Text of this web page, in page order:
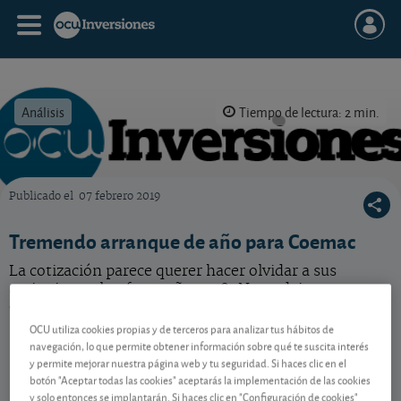
Análisis Tiempo de lectura: 2 min.
Publicado el 07 febrero 2019
Tremendo arranque de año para Coemac
La cotización parece querer hacer olvidar a sus
accionistas el nefasto año 2018. No se deje tentar por
Contenido reservado a SOCIOS
OCU utiliza cookies propias y de terceros para analizar tus hábitos de
navegación, lo que permite obtener información sobre qué te suscita interés
y permite mejorar nuestra página web y tu seguridad. Si haces clic en el
botón "Aceptar todas las cookies" aceptarás la implementación de las cookies
y solo entonces se implantarán. Si haces clic en "Configuración de cookies"